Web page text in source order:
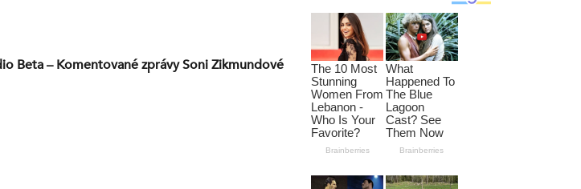
Beta – Komentované zprávy Soni Zikmundové